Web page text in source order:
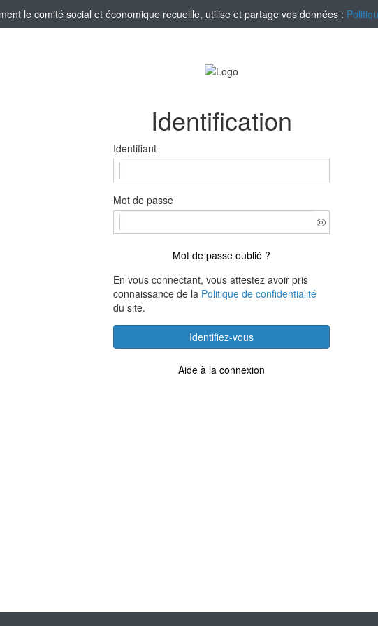
le comité social et économique recueille, utilise et partage vos données :
Identification
Identifiant
Mot de passe
Mot de passe oublié ?
En vous connectant, vous attestez avoir pris
connaissance de la Politique de confidentialité
du site.
Identifiez-vous
Aide à la connexion